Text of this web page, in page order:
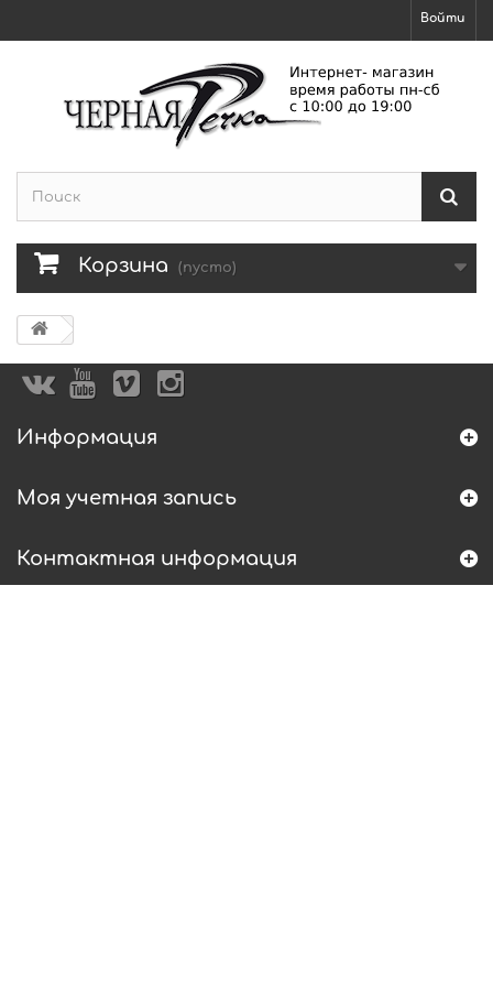
Войти
Корзина (пусто)
Информация
Моя учетная запись
Контактная информация